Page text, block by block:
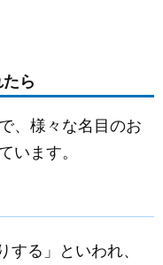
ら
、様々な名目のお
います。
る」といわれ、